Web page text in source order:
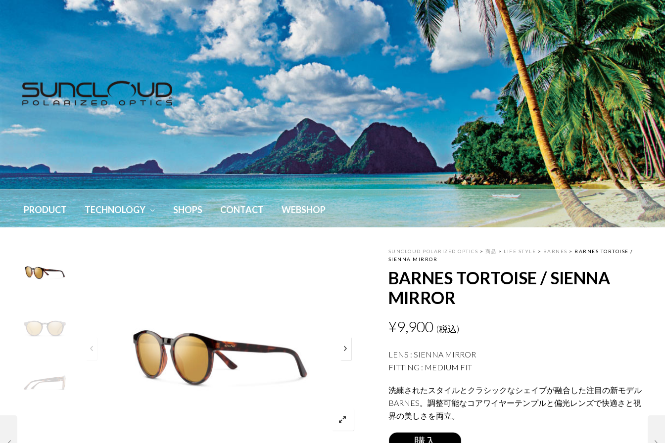
PRODUCT TECHNOLOGY SHOPS CONTACT WEBSHOP
SUNCLOUD POLARIZED OPTICS > 商品 > LIFE STYLE > BARNES > BARNES TORTOISE /
SIENNA MIRROR
BARNES TORTOISE / SIENNA
MIRROR
¥9,900 (税込)
LENS : SIENNA MIRROR
FITTING : MEDIUM FIT
洗練されたスタイルとクラシックなシェイプが融合した注目の新モデル
BARNES。調整可能なコアワイヤーテンプルと偏光レンズで快適さと視
界の美しさを両立。